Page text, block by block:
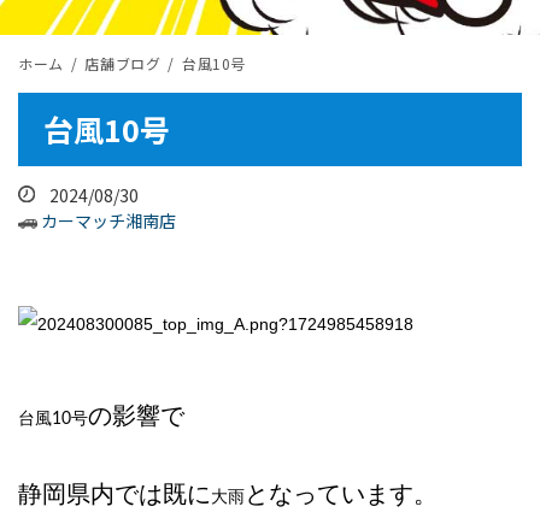
ホーム 店舗ブログ 台風10号
台風10号
2024/08/30
カーマッチ湘南店
台風10号の影響で
静岡県内では既に 大雨 となっています。